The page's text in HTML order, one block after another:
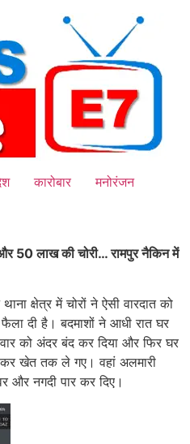
कारोबार
मनोरंजन
50 लाख की चोरी… रामपुर नैकिन में
क्षेत्र में चोरों ने ऐसी वारदात को
दी है। बदमाशों ने आधी रात घर
को अंदर बंद कर दिया और फिर घर
खेत तक ले गए। वहां अलमारी
नगदी पार कर दिए।